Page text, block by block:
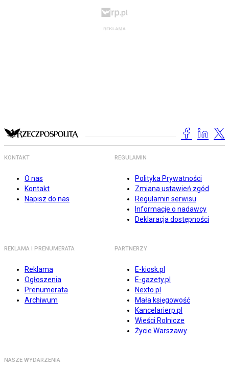
KONTAKT
O nas
Kontakt
Napisz do nas
REGULAMIN
Polityka Prywatności
Zmiana ustawień zgód
Regulamin serwisu
Informacje o nadawcy
Deklaracja dostępności
REKLAMA I PRENUMERATA
Reklama
Ogłoszenia
Prenumerata
Archiwum
PARTNERZY
E-kiosk.pl
E-gazety.pl
Nexto.pl
Mała księgowość
Kancelarierp.pl
Wieści Rolnicze
Życie Warszawy
NASZE WYDARZENIA